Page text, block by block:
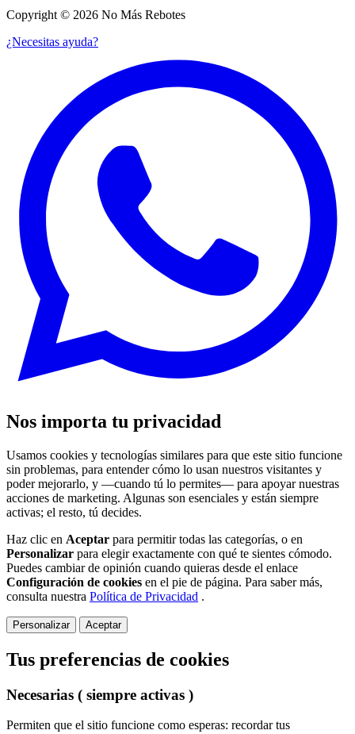
Copyright © 2026 No Más Rebotes
¿Necesitas ayuda?
Nos importa tu privacidad
Usamos cookies y tecnologías similares para que este sitio funcione
sin problemas, para entender cómo lo usan nuestros visitantes y
poder mejorarlo, y —cuando tú lo permites— para apoyar nuestras
acciones de marketing. Algunas son esenciales y están siempre
activas; el resto, tú decides.
Haz clic en Aceptar para permitir todas las categorías, o en
Personalizar para elegir exactamente con qué te sientes cómodo.
Puedes cambiar de opinión cuando quieras desde el enlace
Configuración de cookies en el pie de página. Para saber más,
consulta nuestra Política de Privacidad .
Personalizar Aceptar
Tus preferencias de cookies
Necesarias ( siempre activas )
Permiten que el sitio funcione como esperas: recordar tus